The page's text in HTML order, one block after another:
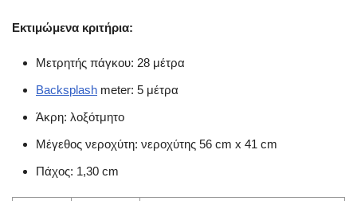
Εκτιμώμενα κριτήρια:
Μετρητής πάγκου: 28 μέτρα
Backsplash meter: 5 μέτρα
Άκρη: λοξότμητο
Μέγεθος νεροχύτη: νεροχύτης 56 cm x 41 cm
Πάχος: 1,30 cm